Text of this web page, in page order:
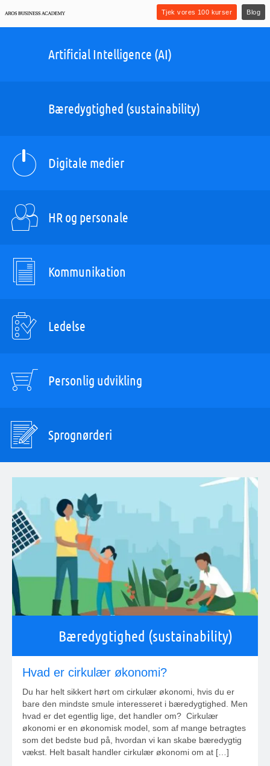
Tjek vores 100 kurser Blog
Artificial Intelligence (AI)
Bæredygtighed (sustainability)
Digitale medier
HR og personale
Kommunikation
Ledelse
Personlig udvikling
Sprognørderi
Bæredygtighed (sustainability)
Hvad er cirkulær økonomi?
Du har helt sikkert hørt om cirkulær økonomi, hvis du er
bare den mindste smule interesseret i bæredygtighed. Men
hvad er det egentlig lige, det handler om? Cirkulær
økonomi er en økonomisk model, som af mange betragtes
som det bedste bud på, hvordan vi kan skabe bæredygtig
vækst. Helt basalt handler cirkulær økonomi om at […]